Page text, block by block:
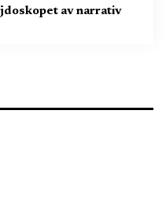
av narrativ